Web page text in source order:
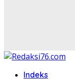
Indeks